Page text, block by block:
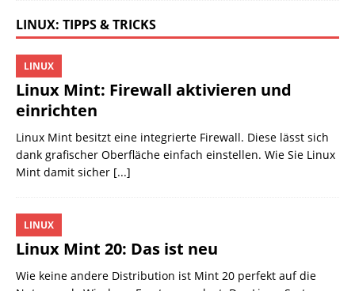
LINUX: TIPPS & TRICKS
Linux Mint: Firewall aktivieren und
einrichten
LINUX
Linux Mint besitzt eine integrierte Firewall. Diese lässt sich
dank grafischer Oberfläche einfach einstellen. Wie Sie Linux
Mint damit sicher [...]
Linux Mint 20: Das ist neu
LINUX
Wie keine andere Distribution ist Mint 20 perfekt auf die